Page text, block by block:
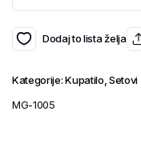
Dodaj to lista želja
Kategorije:Kupatilo Setovi
MG-1005